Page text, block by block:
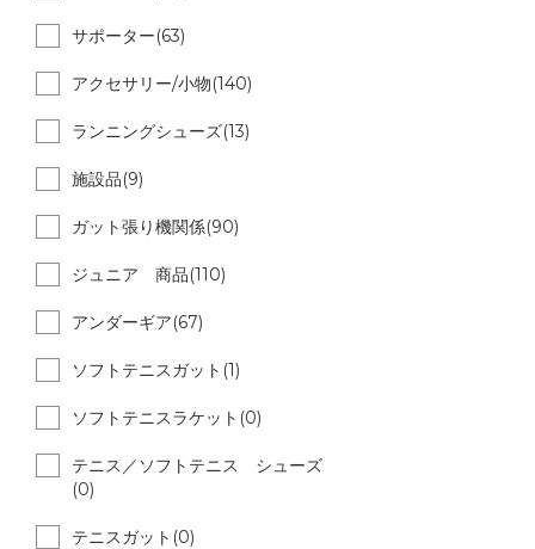
サポーター(63)
アクセサリー/小物(140)
ランニングシューズ(13)
施設品(9)
ガット張り機関係(90)
ジュニア 商品(110)
アンダーギア(67)
ソフトテニスガット(1)
ソフトテニスラケット(0)
テニス／ソフトテニス シューズ
(0)
テニスガット(0)